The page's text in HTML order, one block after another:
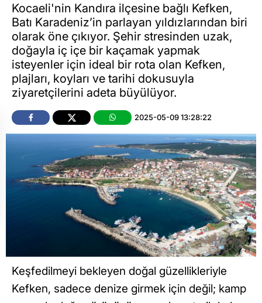
Kocaeli'nin Kandıra ilçesine bağlı Kefken,
Batı Karadeniz’in parlayan yıldızlarından biri
olarak öne çıkıyor. Şehir stresinden uzak,
doğayla iç içe bir kaçamak yapmak
isteyenler için ideal bir rota olan Kefken,
plajları, koyları ve tarihi dokusuyla
ziyaretçilerini adeta büyülüyor.
2025-05-09 13:28:22
Keşfedilmeyi bekleyen doğal güzellikleriyle
Kefken, sadece denize girmek için değil; kamp